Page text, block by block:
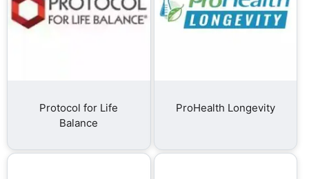
Protocol for Life
Balance
ProHealth Longevity